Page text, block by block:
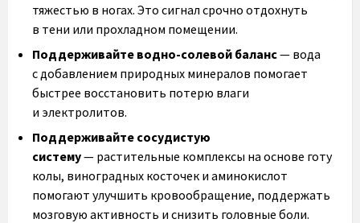
тяжестью в ногах. Это сигнал срочно отдохнуть
в тени или прохладном помещении.
Поддерживайте водно-солевой баланс— вода
с добавлением природных минералов помогает
быстрее восстановить потерю влаги
и электролитов.
Поддерживайте сосудистую
систему— растительные комплексы на основе готу
колы, виноградных косточек и аминокислот
помогают улучшить кровообращение, поддержать
мозговую активность и снизить головные боли.